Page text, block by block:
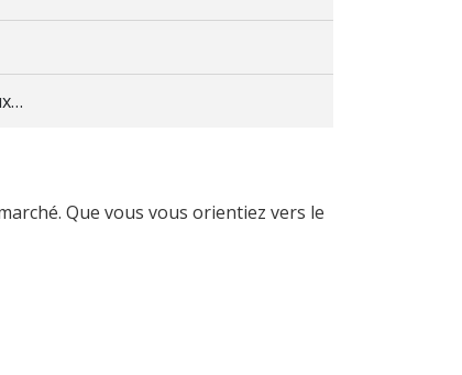
Que vous vous orientiez vers le